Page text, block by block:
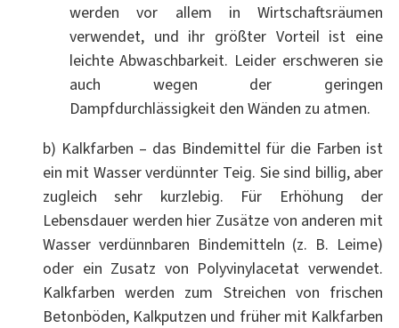
werden vor allem in Wirtschaftsräumen
verwendet, und ihr größter Vorteil ist eine
leichte Abwaschbarkeit. Leider erschweren sie
auch wegen der geringen
Dampfdurchlässigkeit den Wänden zu atmen.
b) Kalkfarben – das Bindemittel für die Farben ist
ein mit Wasser verdünnter Teig. Sie sind billig, aber
zugleich sehr kurzlebig. Für Erhöhung der
Lebensdauer werden hier Zusätze von anderen mit
Wasser verdünnbaren Bindemitteln (z. B. Leime)
oder ein Zusatz von Polyvinylacetat verwendet.
Kalkfarben werden zum Streichen von frischen
Betonböden, Kalkputzen und früher mit Kalkfarben